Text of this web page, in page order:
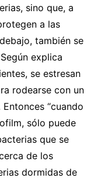
sino que, a
a las
también se
explica
se estresan
rodearse con un
“cuando
sólo puede
que se
de los
dormidas de